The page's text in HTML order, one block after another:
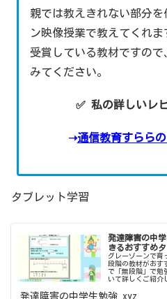
親では教えきれない部分を
ン映像授業で教えてくれ
受賞している教材ですの
みてください。
✅ 私の詳しいレ
➝通信教育すらら
タブレット学習
発達障害の中
きるおすすめ
グレーゾーンで育
段階の教材がおす
で「無段階」で勉
いて詳しくご紹介
発達障害の中学生勉強.xyz